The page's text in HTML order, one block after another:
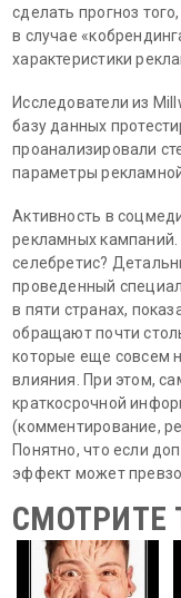
сделать прогноз
в случае
характеристики
Исследователи из
базу данных
проанализировали
параметры
Активность в
рекламных кампаний.
селебретис?
проведенный
в пяти странах,
обращают почти
которые еще совсем
влияния. При этом,
краткосрочной
(комментирование,
Понятно, что если
эффект может
СМОТРИТЕ